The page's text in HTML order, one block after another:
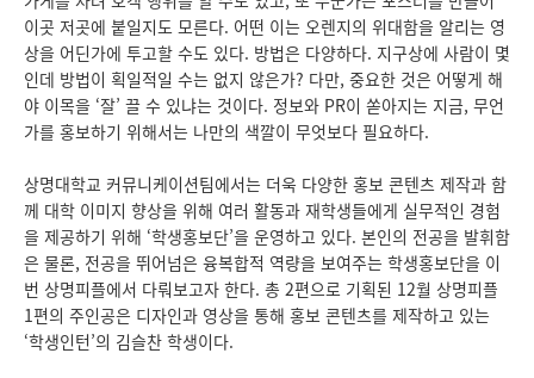
이곳 저곳에 붙일지도 모른다. 어떤 이는 오렌지의 위대함을 알리는 영
상을 어딘가에 투고할 수도 있다. 방법은 다양하다. 지구상에 사람이 몇
인데 방법이 획일적일 수는 없지 않은가? 다만, 중요한 것은 어떻게 해
야 이목을 ‘잘’ 끌 수 있냐는 것이다. 정보와 PR이 쏟아지는 지금, 무언
가를 홍보하기 위해서는 나만의 색깔이 무엇보다 필요하다.
상명대학교 커뮤니케이션팀에서는 더욱 다양한 홍보 콘텐츠 제작과 함
께 대학 이미지 향상을 위해 여러 활동과 재학생들에게 실무적인 경험
을 제공하기 위해 ‘학생홍보단’을 운영하고 있다. 본인의 전공을 발휘함
은 물론, 전공을 뛰어넘은 융복합적 역량을 보여주는 학생홍보단을 이
번 상명피플에서 다뤄보고자 한다. 총 2편으로 기획된 12월 상명피플
1편의 주인공은 디자인과 영상을 통해 홍보 콘텐츠를 제작하고 있는
‘학생인턴’의 김슬찬 학생이다.